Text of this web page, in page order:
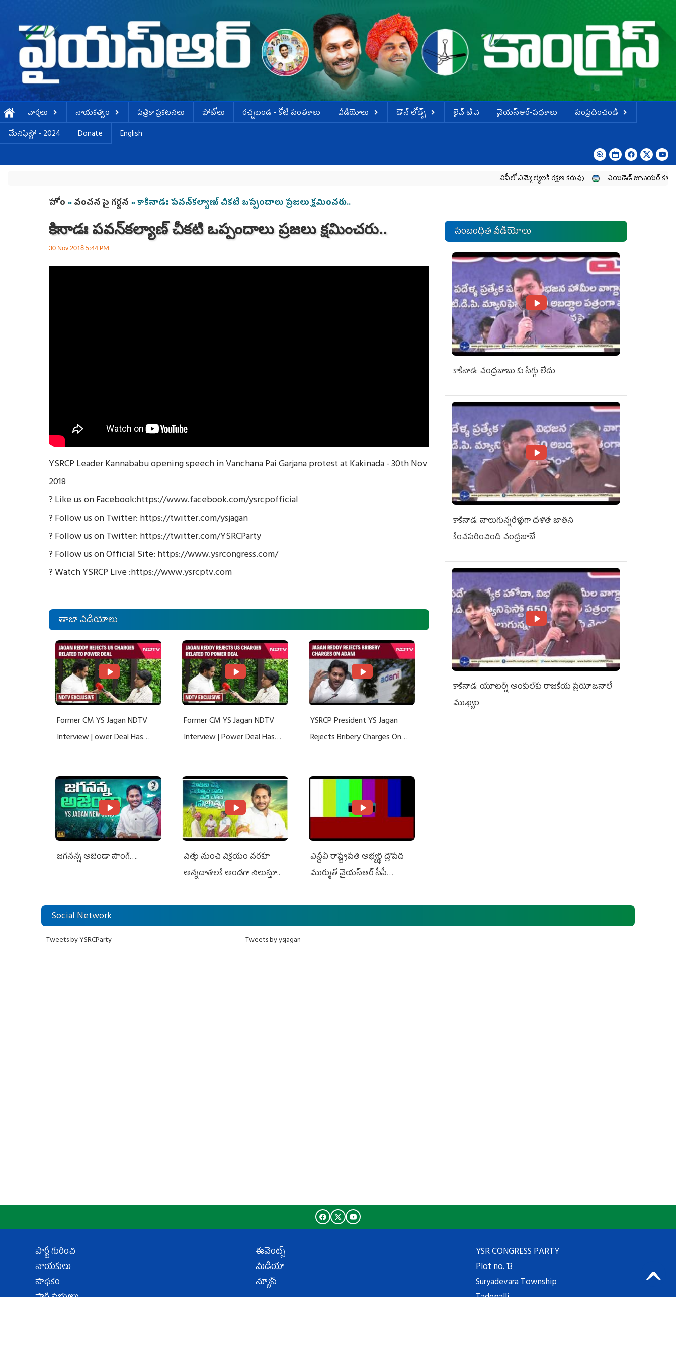
వార్తలు నాయకత్వం పత్రికా ప్రకటనలు ఫోటోలు ర‌చ్చ‌బండ‌ - కోటి సంత‌కాలు వీడియోలు డౌన్ లోడ్స్ లైవ్ టి.వి వైయస్ఆర్-పథకాలు
సంప్రదించండి
మేనిఫెస్టో - 2024
Donate English
ఏపీలో ఎమ్మెల్యేల‌కే ర‌క్ష‌ణ క‌రువు ఎయిడెడ్‌ జూనియర్‌ కళాశాలల
You are here
హోం »వంచన పై గర్జన » కాకినాడః పవన్‌కల్యాణ్‌ చీకటి ఒప్పందాలు ప్రజలు క్షమించరు..
కాకినాడః పవన్‌కల్యాణ్‌ చీకటి ఒప్పందాలు ప్రజలు క్షమించరు..
30 Nov 2018 5:44 PM
YSRCP Leader Kannababu opening speech in Vanchana Pai Garjana protest at Kakinada - 30th Nov
2018
? Like us on Facebook:https://www.facebook.com/ysrcpofficial
? Follow us on Twitter:https://twitter.com/ysjagan
? Follow us on Twitter:https://twitter.com/YSRCParty
? Follow us on Official Site:https://www.ysrcongress.com/
? Watch YSRCP Live :https://www.ysrcptv.com
తాజా వీడియోలు
Former CM YS Jagan NDTV
Interview | ower Deal Has
Former CM YS Jagan NDTV
Interview | Power Deal Has
YSRCP President YS Jagan
Rejects Bribery Charges On
జగనన్న అజెండా సాంగ్….
విత్తు నుంచి విక్రయం వరకూ
అన్నదాతలకి అండగా నిలుస్తూ..
ఎన్డీఏ రాష్ట్ర‌ప‌తి అభ్య‌ర్థి ద్రౌప‌ది
ముర్ముతో వైయ‌స్ఆర్ సీపీ
ఎమ్మెల్యేలు, ఎంపీల స‌మావేశం
సంబంధిత వీడియోలు
కాకినాడ: చంద్రబాబు కు సిగ్గు లేదు
కాకినాడ: నాలుగున్నరేళ్లుగా దళిత జాతిని
కించపరించింది చంద్రబాబే
కాకినాడ: యూటర్న్‌ అంకుల్‌కు రాజకీయ ప్రయోజనాలే
ముఖ్యం
Social Network
Tweets by YSRCParty Tweets by ysjagan
పార్టీ గురించి
నాయకులు
సాధకం
పార్టీ సభ్యులు
ఈవెంట్స్
మీడియా
న్యూస్
YSR CONGRESS PARTY
Plot no. 13
Suryadevara Township
Tadepalli